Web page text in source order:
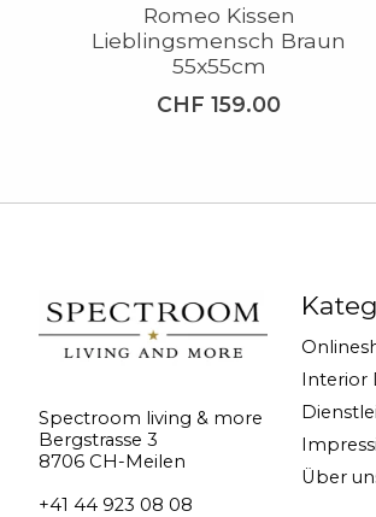
Romeo Kissen
Lieblingsmensch Braun
55x55cm
CHF 159.00
Spectroom living & more
Bergstrasse 3
8706 CH-Meilen
+41 44 923 08 08
Interior
Über